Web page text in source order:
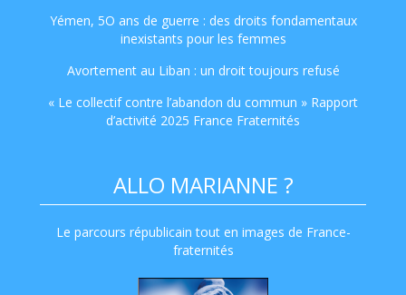
Yémen, 5O ans de guerre : des droits fondamentaux
inexistants pour les femmes
Avortement au Liban : un droit toujours refusé
« Le collectif contre l’abandon du commun » Rapport
d’activité 2025 France Fraternités
ALLO MARIANNE ?
Le parcours républicain tout en images de France-
fraternités